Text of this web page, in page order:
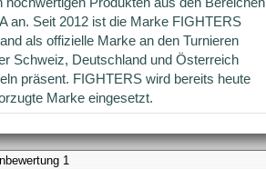
an. Seit 2012 ist die Marke FIGHTERS
als offizielle Marke an den Turnieren
Schweiz, Deutschland und Österreich
präsent. FIGHTERS wird bereits heute
Marke eingesetzt.
1